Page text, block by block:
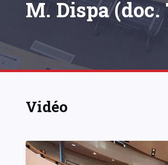
M. Dispa (doc.
Vidéo